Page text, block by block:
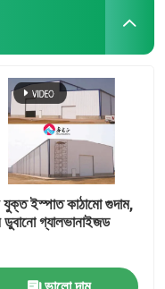
যুক্ত ইস্পাত কাঠামো গুদাম,
গ্যালভানাইজড